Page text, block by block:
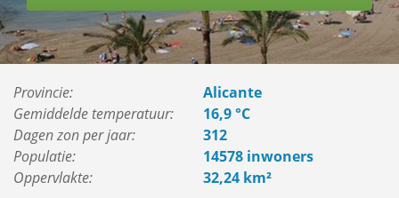
Provincie:
Alicante
Gemiddelde temperatuur:
16,9 °C
Dagen zon per jaar:
312
Populatie:
14578 inwoners
Oppervlakte:
32,24 km²